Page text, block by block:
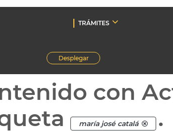
TRÁMITES
Desplegar
con
maría josé catalá .